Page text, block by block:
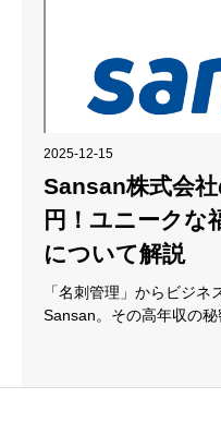
2025-12-15
Sansan株式会
円！ユニークな
について解説
「名刺管理」からビジ
Sansan。その高年収の秘